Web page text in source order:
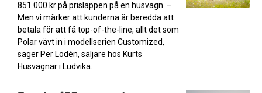
851 000 kr på prislappen på en husvagn. –
Men vi märker att kunderna är beredda att
betala för att få top-of-the-line, allt det som
Polar vävt in i modellserien Customized,
säger Per Lodén, säljare hos Kurts
Husvagnar i Ludvika.